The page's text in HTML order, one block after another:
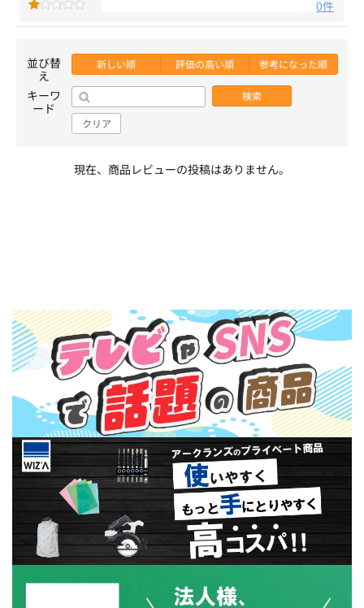
0件
並び替
え
新しい順 評価の高い順 参考になった順
キーワ
ード
検索
クリア
現在、商品レビューの投稿はありません。